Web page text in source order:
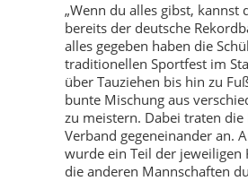
„Wenn du alles gibst, kannst
bereits der deutsche
alles gegeben haben die
traditionellen Sportfest im
über Tauziehen bis hin zu
bunte Mischung aus
zu meistern. Dabei traten
Verband gegeneinander an.
wurde ein Teil der jeweiligen
die anderen Mannschaften